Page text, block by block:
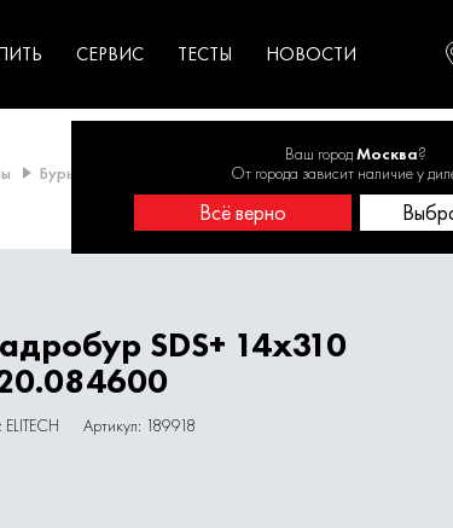
садоводства
СЕРВИС ТЕСТЫ НОВОСТИ
Ваш городМосква?
От города зависит наличие у
Всё верно
Буры SDS-Plus Буры 14 - 15 мм Квадробур SDS+
SDS+ 14х310
Артикул: 189918